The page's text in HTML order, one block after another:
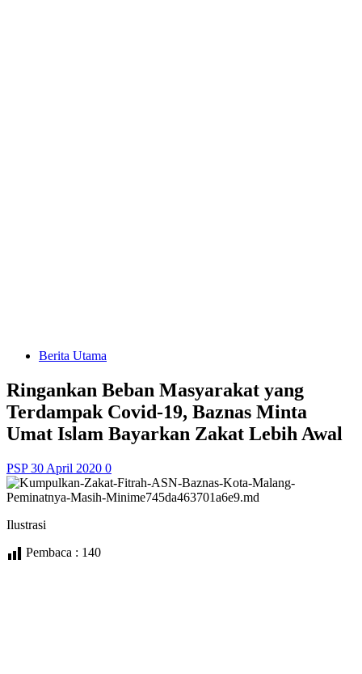
Berita Utama
Ringankan Beban Masyarakat yang
Terdampak Covid-19, Baznas Minta
Umat Islam Bayarkan Zakat Lebih Awal
PSP30 April 2020 0
Ilustrasi
Pembaca : 140